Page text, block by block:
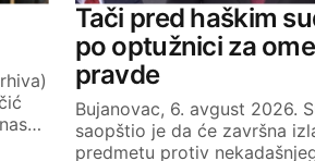
Tači pred haškim
po optužnici za
pravde
Bujanovac, 6. avgust 2026.
saopštio je da će završna
predmetu protiv